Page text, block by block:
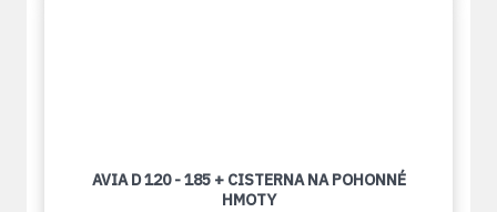
AVIA D 120 - 185 + CISTERNA NA POHONNÉ
HMOTY